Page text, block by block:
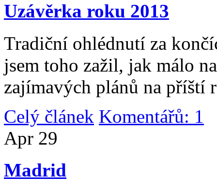
Uzávěrka roku 2013
Tradiční ohlédnutí za
jsem toho zažil, jak málo
zajímavých plánů na příští
Celý článek Komentářů: 1
Apr 29
Madrid